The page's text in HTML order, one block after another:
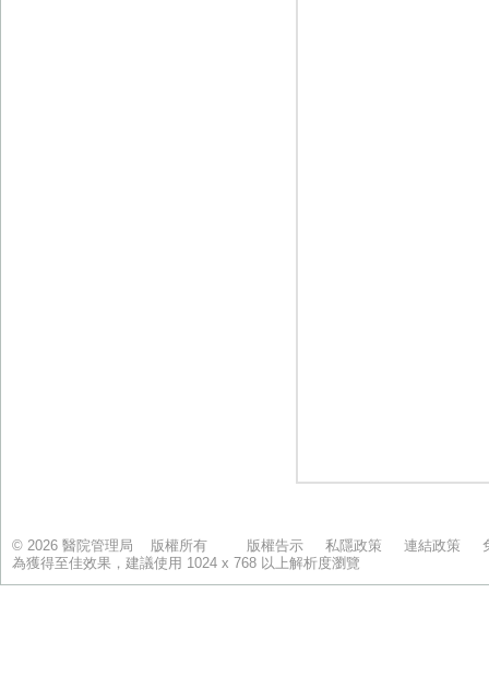
© 2026 醫院管理局 版權所有 版權告示 私隱政策 連結政策
為獲得至佳效果，建議使用 1024 x 768 以上解析度瀏覽